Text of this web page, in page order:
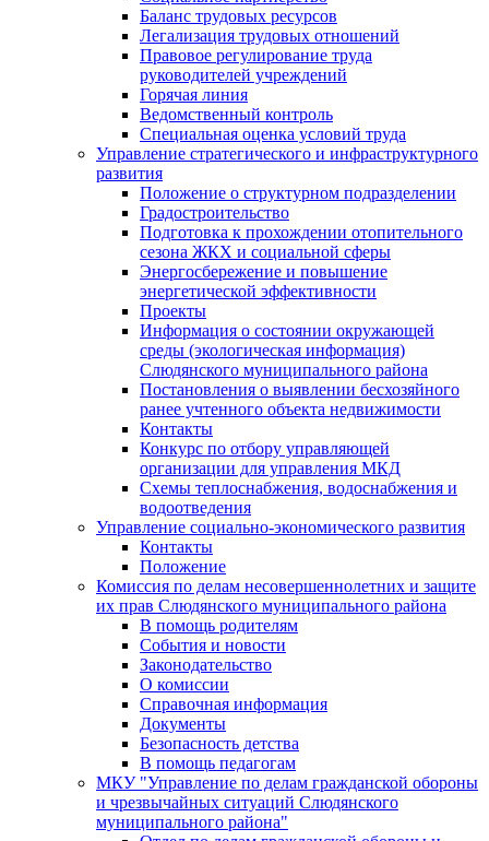
Баланс трудовых ресурсов
Легализация трудовых отношений
Правовое регулирование труда
руководителей учреждений
Горячая линия
Ведомственный контроль
Специальная оценка условий труда
Управление стратегического и инфраструктурного
развития
Положение о структурном подразделении
Градостроительство
Подготовка к прохождении отопительного
сезона ЖКХ и социальной сферы
Энергосбережение и повышение
энергетической эффективности
Проекты
Информация о состоянии окружающей
среды (экологическая информация)
Слюдянского муниципального района
Постановления о выявлении бесхозяйного
ранее учтенного объекта недвижимости
Контакты
Конкурс по отбору управляющей
организации для управления МКД
Схемы теплоснабжения, водоснабжения и
водоотведения
Управление социально-экономического развития
Контакты
Положение
Комиссия по делам несовершеннолетних и защите
их прав Слюдянского муниципального района
В помощь родителям
События и новости
Законодательство
О комиссии
Справочная информация
Документы
Безопасность детства
В помощь педагогам
МКУ "Управление по делам гражданской обороны
и чрезвычайных ситуаций Слюдянского
муниципального района"